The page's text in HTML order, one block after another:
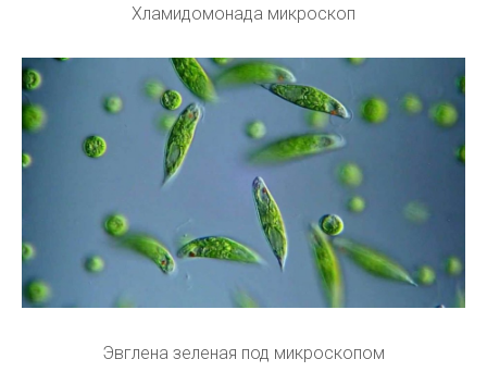
Хламидомонада микроскоп
Эвглена зеленая под микроскопом